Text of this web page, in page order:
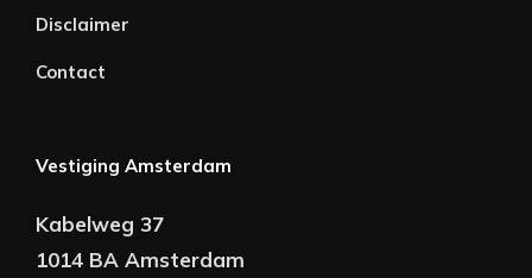
Disclaimer
Contact
Vestiging Amsterdam
Kabelweg 37
1014 BA Amsterdam